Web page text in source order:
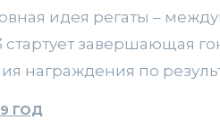
идея регаты –
завершающая
награждения по
ГОД